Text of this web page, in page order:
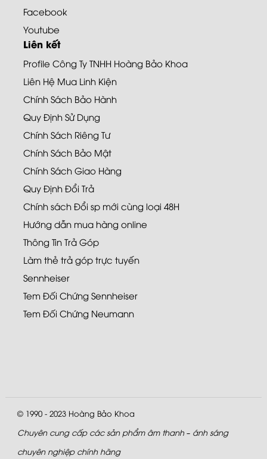
Facebook
Youtube
Liên kết
Profile Công Ty TNHH Hoàng Bảo Khoa
Liên Hệ Mua Linh Kiện
Chính Sách Bảo Hành
Quy Định Sử Dụng
Chính Sách Riêng Tư
Chính Sách Bảo Mật
Chính Sách Giao Hàng
Quy Định Đổi Trả
Chính sách Đổi sp mới cùng loại 48H
Hướng dẫn mua hàng online
Thông Tin Trả Góp
Làm thẻ trả góp trực tuyến
Sennheiser
Tem Đối Chứng Sennheiser
Tem Đối Chứng Neumann
© 1990 - 2023 Hoàng Bảo Khoa
Chuyên cung cấp các sản phẩm âm thanh – ánh sáng
chuyên nghiệp chính hãng